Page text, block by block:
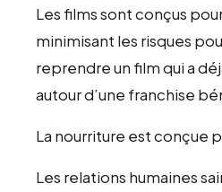
Les films sont conçus
minimisant les risques
reprendre un film qui a
autour d’une franchise
La nourriture est conçue
Les relations humaines